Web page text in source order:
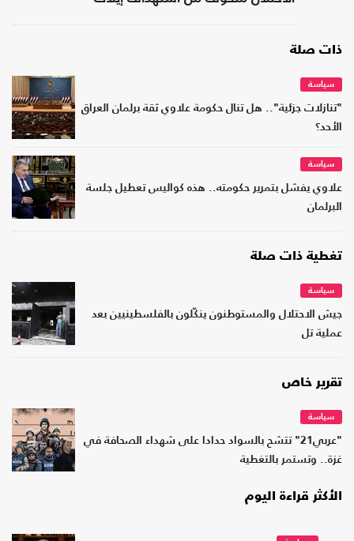
ذات صلة
سياسة
"تنازلات جزئية".. هل تنال حكومة علاوي ثقة برلمان العراق
الأحد؟
سياسة
علاوي يفشل بتمرير حكومته.. هذه كواليس تعطيل جلسة
البرلمان
تغطية ذات صلة
سياسة
جيش الاحتلال والمستوطنون ينكّلون بالفلسطينيين بعد
عملية تل
تقرير خاص
سياسة
"عربي21" تتشح بالسواد حدادا على شهداء الصحافة في
غزة.. وتستمر بالتغطية
الأكثر قراءة اليوم